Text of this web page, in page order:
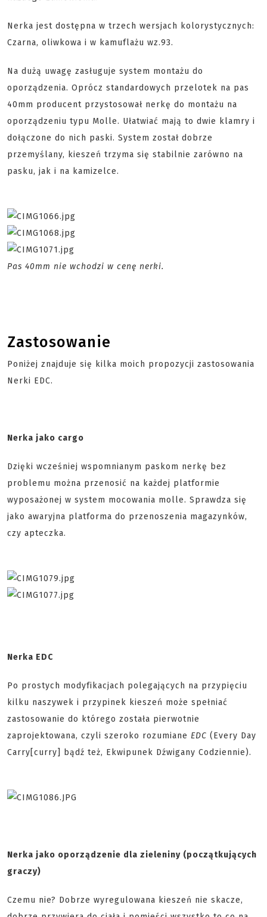
Nerka jest dostępna w trzech wersjach kolorystycznych:
Czarna, oliwkowa i w kamuflażu wz.93.
Na dużą uwagę zasługuje system montażu do
oporządzenia. Oprócz standardowych przelotek na pas
40mm producent przystosował nerkę do montażu na
oporządzeniu typu Molle. Ułatwiać mają to dwie klamry i
dołączone do nich paski. System został dobrze
przemyślany, kieszeń trzyma się stabilnie zarówno na
pasku, jak i na kamizelce.
Pas 40mm nie wchodzi w cenę nerki.
Zastosowanie
Poniżej znajduje się kilka moich propozycji zastosowania
Nerki EDC.
Nerka jako cargo
Dzięki wcześniej wspomnianym paskom nerkę bez
problemu można przenosić na każdej platformie
wyposażonej w system mocowania molle. Sprawdza się
jako awaryjna platforma do przenoszenia magazynków,
czy apteczka.
Nerka EDC
Po prostych modyfikacjach polegających na przypięciu
kilku naszywek i przypinek kieszeń może spełniać
zastosowanie do którego została pierwotnie
zaprojektowana, czyli szeroko rozumiane EDC (Every Day
Carry[curry] bądź też, Ekwipunek Dźwigany Codziennie).
Nerka jako oporządzenie dla zieleniny (początkujących
graczy)
Czemu nie? Dobrze wyregulowana kieszeń nie skacze,